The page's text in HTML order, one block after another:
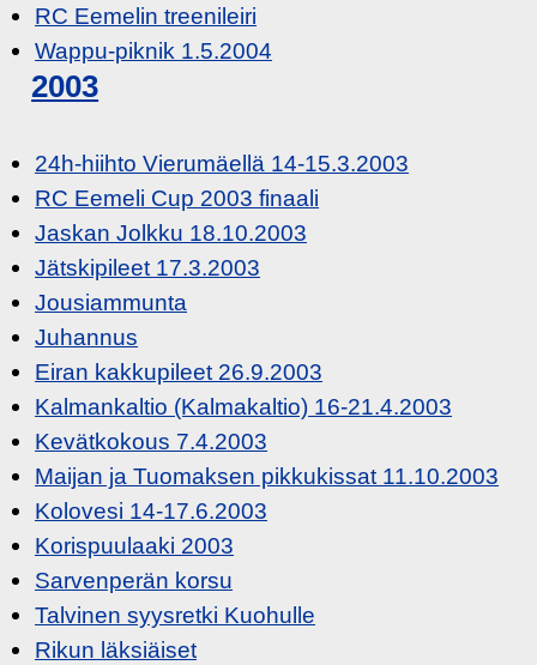
RC Eemelin treenileiri
Wappu-piknik 1.5.2004
2003
24h-hiihto Vierumäellä 14-15.3.2003
RC Eemeli Cup 2003 finaali
Jaskan Jolkku 18.10.2003
Jätskipileet 17.3.2003
Jousiammunta
Juhannus
Eiran kakkupileet 26.9.2003
Kalmankaltio (Kalmakaltio) 16-21.4.2003
Kevätkokous 7.4.2003
Maijan ja Tuomaksen pikkukissat 11.10.2003
Kolovesi 14-17.6.2003
Korispuulaaki 2003
Sarvenperän korsu
Talvinen syysretki Kuohulle
Rikun läksiäiset